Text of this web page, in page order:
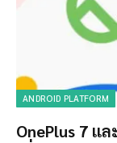
ANDROID PLATFORM
OnePlus 7 แ